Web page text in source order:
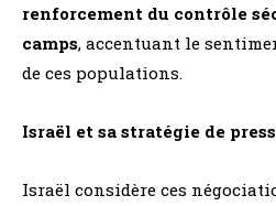
renforcement du contrôle
camps, accentuant le
de ces populations​.
Israël et sa stratégie de
Israël considère ces